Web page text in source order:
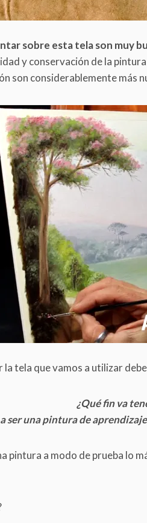
sobre esta tela son muy
y conservación de la
son considerablemente más
la tela que vamos a utilizar
¿Qué fin va
a ser una pintura de
pintura a modo de prueba lo